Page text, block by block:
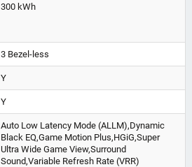
300 kWh
3 Bezel-less
Y
Y
Auto Low Latency Mode (ALLM),Dynamic
Black EQ,Game Motion Plus,HGiG,Super
Ultra Wide Game View,Surround
Sound,Variable Refresh Rate (VRR)